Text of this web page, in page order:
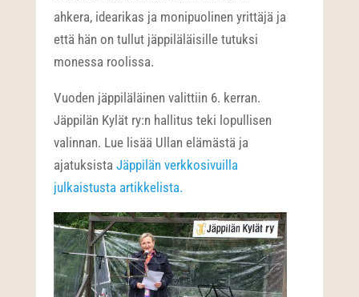
ahkera, idearikas ja monipuolinen yrittäjä ja
että hän on tullut jäppiläläisille tutuksi
monessa roolissa.
Vuoden jäppiläläinen valittiin 6. kerran.
Jäppilän Kylät ry:n hallitus teki lopullisen
valinnan. Lue lisää Ullan elämästä ja
ajatuksistaJäppilän verkkosivuilla
julkaistusta artikkelista.